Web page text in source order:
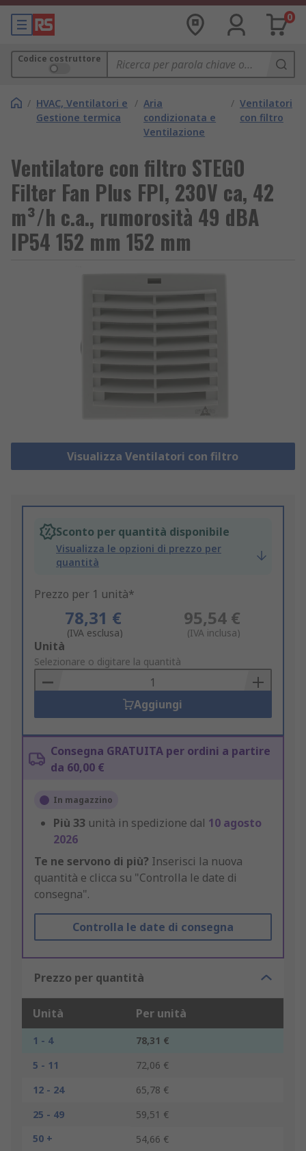
0
Codice costruttore
/ HVAC, Ventilatori e
Gestione termica
/ Aria
condizionata e
Ventilazione
/ Ventilatori
con filtro
Ventilatore con filtro STEGO
Filter Fan Plus FPI, 230V ca, 42
m³/h c.a., rumorosità 49 dBA
IP54 152 mm 152 mm
Visualizza Ventilatori con filtro
Sconto per quantità disponibile
Visualizza le opzioni di prezzo per
quantità
Prezzo per 1 unità*
78,31 €
(IVA esclusa)
95,54 €
(IVA inclusa)
Add
to
Basket
Unità
Selezionare o digitare la quantità
Aggiungi
Consegna GRATUITA per ordini a partire
da 60,00 €
In magazzino
Più 33 unità in spedizione dal 10 agosto
2026
Te ne servono di più? Inserisci la nuova
quantità e clicca su "Controlla le date di
consegna".
Controlla le date di consegna
Prezzo per quantità
Unità Per unità
1 - 4
78,31 €
5 - 11
72,06 €
12 - 24
65,78 €
25 - 49
59,51 €
50 +
54,66 €